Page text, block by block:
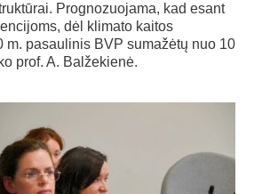
Prognozuojama, kad esant
dėl klimato kaitos
m. pasaulinis BVP sumažėtų nuo 10
prof. A. Balžekienė.